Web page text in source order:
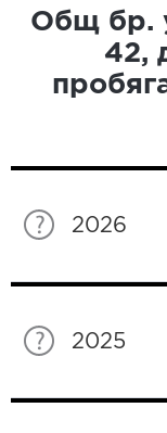
Общ бр.
42,
2026
2025